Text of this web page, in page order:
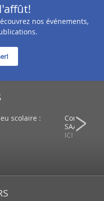
nos événements,
scolaire :
Comment
SAAQ?
ICI - Radio-